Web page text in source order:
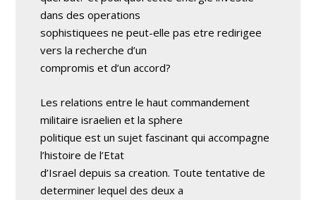
dans des operations
sophistiquees ne peut-elle pas etre redirigee
vers la recherche d’un
compromis et d’un accord?
Les relations entre le haut commandement
militaire israelien et la sphere
politique est un sujet fascinant qui accompagne
l’histoire de l’Etat
d’Israel depuis sa creation. Toute tentative de
determiner lequel des deux a